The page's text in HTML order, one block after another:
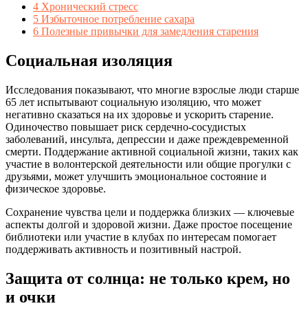
4 Хронический стресс
5 Избыточное потребление сахара
6 Полезные привычки для замедления старения
Социальная изоляция
Исследования показывают, что многие взрослые люди старше
65 лет испытывают социальную изоляцию, что может
негативно сказаться на их здоровье и ускорить старение.
Одиночество повышает риск сердечно-сосудистых
заболеваний, инсульта, депрессии и даже преждевременной
смерти. Поддержание активной социальной жизни, таких как
участие в волонтерской деятельности или общие прогулки с
друзьями, может улучшить эмоциональное состояние и
физическое здоровье.
Сохранение чувства цели и поддержка близких — ключевые
аспекты долгой и здоровой жизни. Даже простое посещение
библиотеки или участие в клубах по интересам помогает
поддерживать активность и позитивный настрой.
Защита от солнца: не только крем, но
и очки